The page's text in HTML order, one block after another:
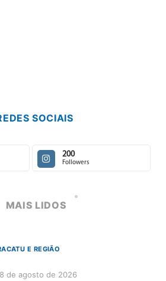
SOCIAIS
200
Followers
MAIS LIDOS
E REGIÃO
8 de agosto de 2026